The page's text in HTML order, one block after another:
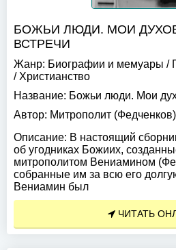
БОЖЬИ ЛЮДИ. МОИ
ВСТРЕЧИ
Жанр: Биографии и мемуары /
/ Христианство
Название: Божьи люди. Мои
Автор: Митрополит
Описание: В настоящий
об угодниках Божиих,
митрополитом Вениамином
собранные им за всю его
Вениамин был
ЧИТАТЬ